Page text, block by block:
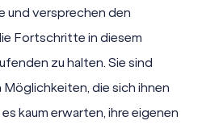
und versprechen den
Fortschritte in diesem
zu halten. Sie sind
die sich ihnen
kaum erwarten, ihre eigenen